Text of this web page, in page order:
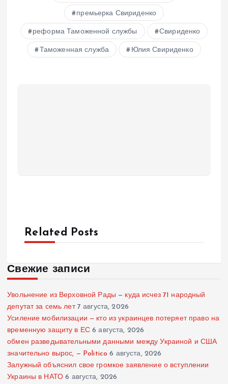
премьерка Свириденко
реформа Таможенной службы Свириденко
Таможенная служба Юлия Свириденко
Related Posts
Свежие записи
Увольнение из Верховной Рады — куда исчез 71 народный
депутат за семь лет 7 августа, 2026
Усиление мобилизации — кто из украинцев потеряет право на
временную защиту в ЕС 6 августа, 2026
обмен разведывательными данными между Украиной и США
значительно вырос, — Politico 6 августа, 2026
Залужный объяснил свое громкое заявление о вступлении
Украины в НАТО 6 августа, 2026